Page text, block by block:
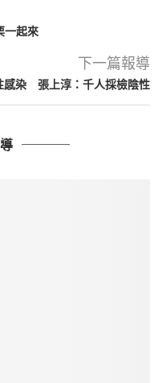
一起來
下一篇報導
感染 張上淳：千人採檢陰性